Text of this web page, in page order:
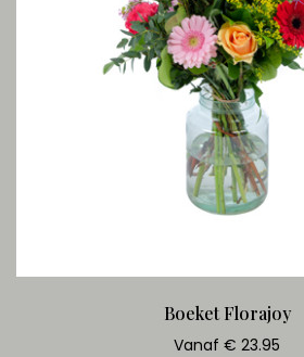
Boeket Florajoy
Vanaf € 23.95